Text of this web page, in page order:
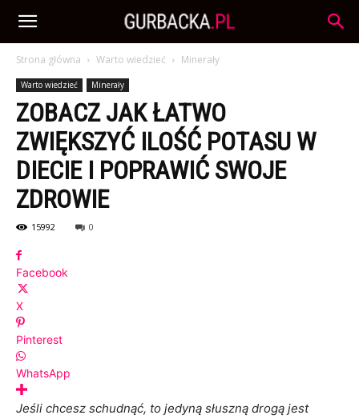
Strona główna Warto wiedzieć Minerały
Warto wiedzieć Minerały
ZOBACZ JAK ŁATWO
ZWIĘKSZYĆ ILOŚĆ POTASU W
DIECIE I POPRAWIĆ SWOJE
ZDROWIE
15992 0
Facebook
X
Pinterest
WhatsApp
Jeśli chcesz schudnąć, to jedyną słuszną drogą jest